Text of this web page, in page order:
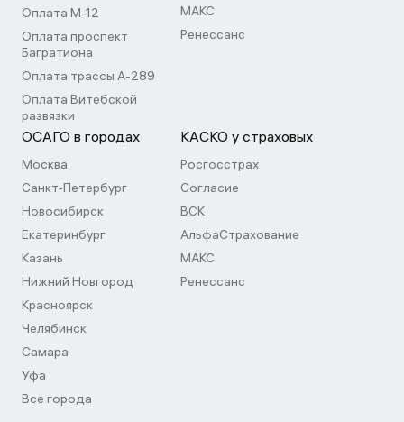
Оплата М-12
Оплата проспект
Багратиона
Оплата трассы А-289
Оплата Витебской
развязки
МАКС
Ренессанс
ОСАГО в городах
Москва
Санкт-Петербург
Новосибирск
Екатеринбург
Казань
Нижний Новгород
Красноярск
Челябинск
Самара
Уфа
Все города
КАСКО у страховых
Росгосстрах
Согласие
ВСК
АльфаСтрахование
МАКС
Ренессанс